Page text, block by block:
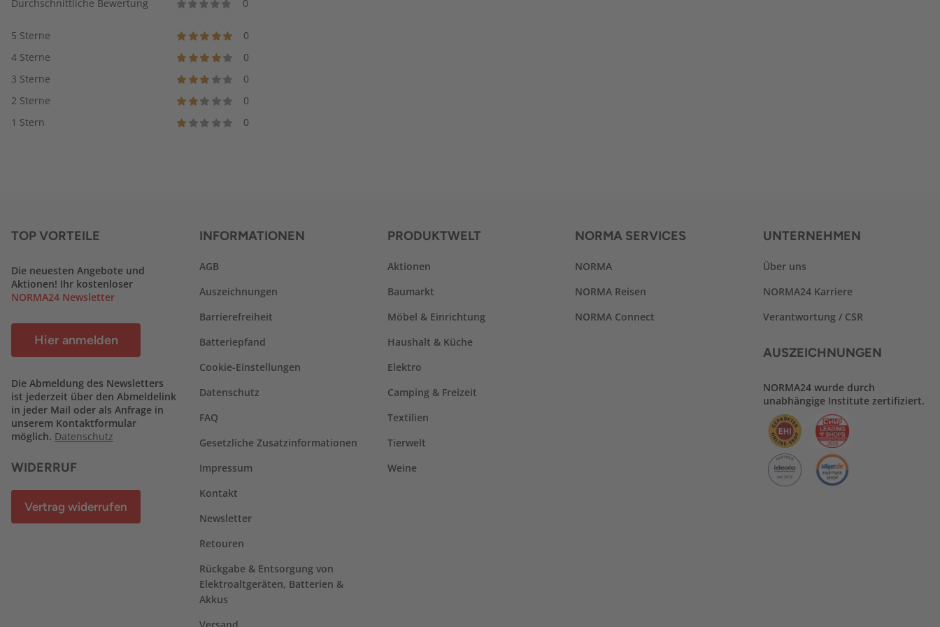
Durchschnittliche Bewertung 0
5 Sterne
0
4 Sterne
0
3 Sterne
0
2 Sterne
0
1 Stern
0
TOP VORTEILE
Die neuesten Angebote und
Aktionen! Ihr kostenloser
NORMA24 Newsletter
Hier anmelden
Die Abmeldung des Newsletters
ist jederzeit über den Abmeldelink
in jeder Mail oder als Anfrage in
unserem Kontaktformular
möglich. Datenschutz
WIDERRUF
Vertrag widerrufen
INFORMATIONEN
AGB
Auszeichnungen
Barrierefreiheit
Batteriepfand
Cookie-Einstellungen
Datenschutz
FAQ
Gesetzliche Zusatzinformationen
Impressum
Kontakt
Newsletter
Retouren
Rückgabe & Entsorgung von
Elektroaltgeräten, Batterien &
Akkus
PRODUKTWELT
Aktionen
Baumarkt
Möbel & Einrichtung
Haushalt & Küche
Elektro
Camping & Freizeit
Textilien
Tierwelt
Weine
NORMA SERVICES
NORMA
NORMA Reisen
NORMA Connect
UNTERNEHMEN
Über uns
NORMA24 Karriere
Verantwortung / CSR
AUSZEICHNUNGEN
NORMA24 wurde durch
unabhängige Institute zertifiziert.